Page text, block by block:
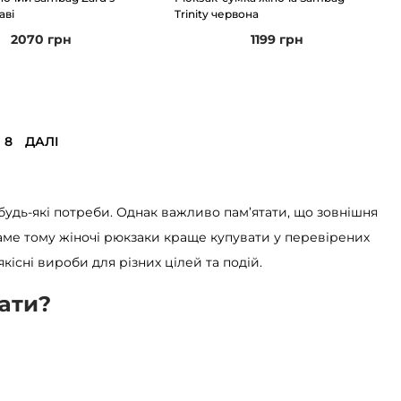
2070 грн
Trinity червона
1199грн
8 ДАЛІ
які потреби. Однак важливо пам’ятати, що зовнішня
тому жіночі рюкзаки краще купувати у перевірених
вироби для різних цілей та подій.